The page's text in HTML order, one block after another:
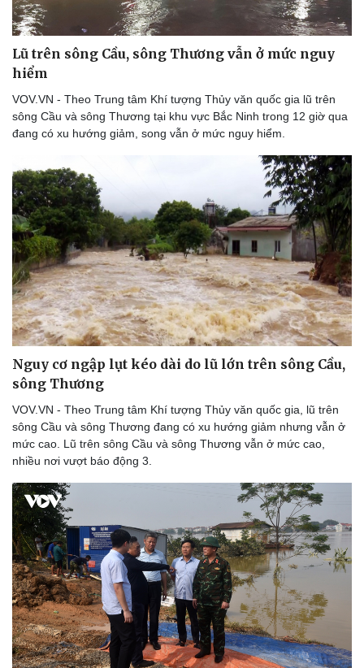
Thể thao
Bóng đá
Lịch thi đấu bóng đá
Thế giới thể thao
eSports
Hậu trường
Ô tô - Xe máy
Ô tô
Xe máy
Tư vấn
Lũ trên sông Cầu, sông Thương vẫn ở mức nguy
hiểm
VOV.VN - Theo Trung tâm Khí tượng Thủy văn quốc gia lũ trên
sông Cầu và sông Thương tại khu vực Bắc Ninh trong 12 giờ qua
đang có xu hướng giảm, song vẫn ở mức nguy hiểm.
Nguy cơ ngập lụt kéo dài do lũ lớn trên sông Cầu,
sông Thương
VOV.VN - Theo Trung tâm Khí tượng Thủy văn quốc gia, lũ trên
sông Cầu và sông Thương đang có xu hướng giảm nhưng vẫn ở
mức cao. Lũ trên sông Cầu và sông Thương vẫn ở mức cao,
nhiều nơi vượt báo động 3.